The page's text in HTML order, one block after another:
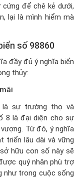
cứng để chê kẻ dưới,
lại là mình hiểm mà
số 98860
đầy đủ ý nghĩa biển
thủy:
là sự trường thọ và
8 là đại diện cho sự
Từ đó, ý nghĩa
triển lâu dài và vững
hữu con số này sẽ
quý nhân phù trợ
như trong cuộc sống